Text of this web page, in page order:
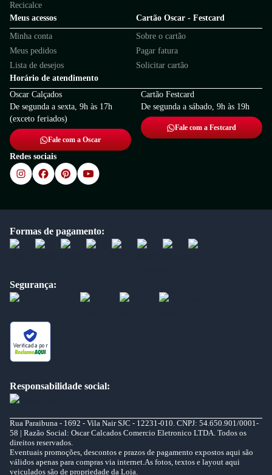
Recicalce
Meus acessos
Minha conta
Meus pedidos
Lista de desejos
Cartão Oscar - Festcard
Sobre o cartão
Pagar fatura
Solicitar cartão
Horário de atendimento
Oscar Calçados
De segunda a sexta, 9h às 17h
(exceto feriados)
Fale com a Oscar
Cartão Festcard
De segunda a sábado, 9h às 19h
Fale com a Festcard
Redes sociais
Formas de pagamento:
Segurança:
Verificada por
Responsabilidade social:
Rua Paraibuna - 1692 - Vila Nair SJC - 12231-010. CNPJ: 54.650.901/0001-
58 | Razão Social: Oscar Calcados Comercio Eletronico LTDA. Todos os
direitos reservados.
Eventuais promoções, descontos e prazos de pagamento expostos aqui são
válidos apenas para compras via internet.As fotos, textos e layout aqui
veiculados são de propriedade da Loja.